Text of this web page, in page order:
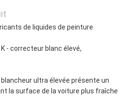
de liquides de peinture
- correcteur blanc élevé,
ultra élevée présente un
la surface de la voiture plus fraîche